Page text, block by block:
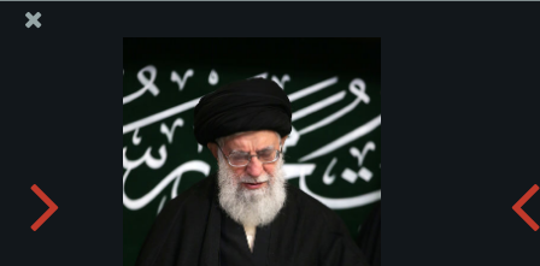
Ali Rəhbər Həzrət Zəhranın (s.ə) şəhadətinə həsr
olunmuş matəm mərasimində iştirak etdi